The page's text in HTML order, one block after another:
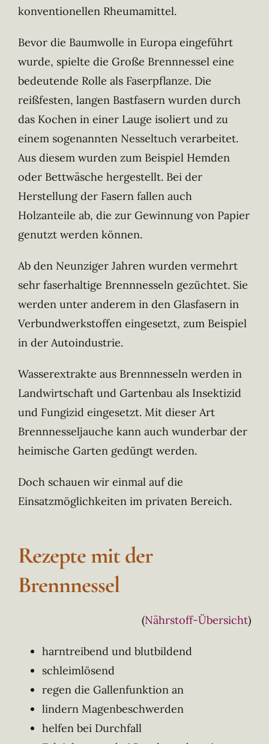
konventionellen Rheumamittel.
Bevor die Baumwolle in Europa eingeführt
wurde, spielte die Große Brennnessel eine
bedeutende Rolle als Faserpflanze. Die
reißfesten, langen Bastfasern wurden durch
das Kochen in einer Lauge isoliert und zu
einem sogenannten Nesseltuch verarbeitet.
Aus diesem wurden zum Beispiel Hemden
oder Bettwäsche hergestellt. Bei der
Herstellung der Fasern fallen auch
Holzanteile ab, die zur Gewinnung von Papier
genutzt werden können.
Ab den Neunziger Jahren wurden vermehrt
sehr faserhaltige Brennnesseln gezüchtet. Sie
werden unter anderem in den Glasfasern in
Verbundwerkstoffen eingesetzt, zum Beispiel
in der Autoindustrie.
Wasserextrakte aus Brennnesseln werden in
Landwirtschaft und Gartenbau als Insektizid
und Fungizid eingesetzt. Mit dieser Art
Brennnesseljauche kann auch wunderbar der
heimische Garten gedüngt werden.
Doch schauen wir einmal auf die
Einsatzmöglichkeiten im privaten Bereich.
Rezepte mit der
Brennnessel
(Nährstoff-Übersicht)
harntreibend und blutbildend
schleimlösend
regen die Gallenfunktion an
lindern Magenbeschwerden
helfen bei Durchfall